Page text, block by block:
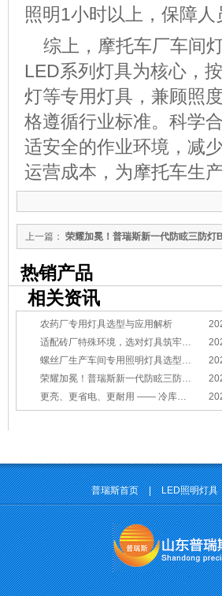
照明1小时以上，保障
综上，摩托车厂车间
LED系列灯具为核心，
灯等专用灯具，兼顾照
格遵循行业标准。科学
适安全的作业环境，减
运营成本，为摩托车生
上一篇： 荣耀加冕！普瑞斯新一代防眩三防灯
2026阿拉丁神灯奖
热销产品
相关资讯
农药厂专用灯具选型与应用解析
适配砖厂特殊环境，选对灯具筑牢生产安全线
螺丝厂生产车间专用照明灯具选型方案
荣耀加冕！普瑞斯新一代防眩三防灯BC-L斩获2026阿拉丁神灯奖
更亮、更省电、更耐用 —— 冷库照明优选
普瑞斯首页 | LED照明灯具